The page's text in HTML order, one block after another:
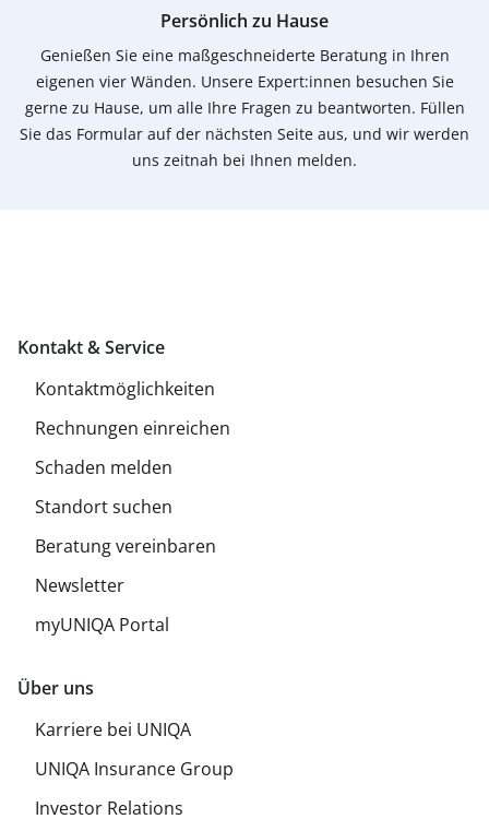
Persönlich zu Hause
Genießen Sie eine maßgeschneiderte Beratung in Ihren
eigenen vier Wänden. Unsere Expert:innen besuchen Sie
gerne zu Hause, um alle Ihre Fragen zu beantworten. Füllen
Sie das Formular auf der nächsten Seite aus, und wir werden
uns zeitnah bei Ihnen melden.
Kontakt & Service
Kontaktmöglichkeiten
Rechnungen einreichen
Schaden melden
Standort suchen
Beratung vereinbaren
Newsletter
myUNIQA Portal
Über uns
Karriere bei UNIQA
UNIQA Insurance Group
Investor Relations